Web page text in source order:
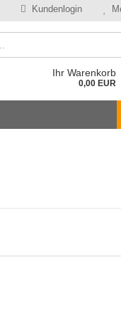
Kundenlogin
Ihr Warenkorb
0,00 EUR